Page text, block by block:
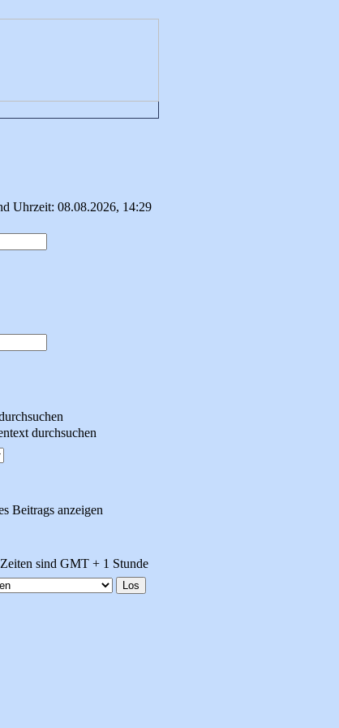
Uhrzeit: 08.08.2026, 14:29
durchsuchen
Beitrags anzeigen
sind GMT + 1 Stunde